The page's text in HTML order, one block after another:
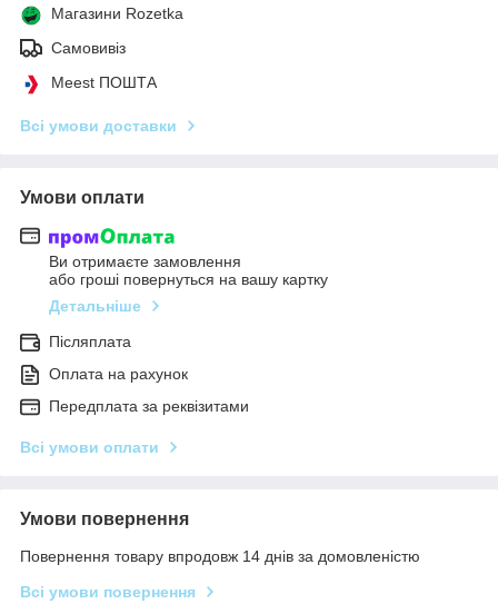
Магазини Rozetka
Самовивіз
Meest ПОШТА
Всі умови доставки
Умови оплати
Ви отримаєте замовлення
або гроші повернуться на вашу картку
Детальніше
Післяплата
Оплата на рахунок
Передплата за реквізитами
Всі умови оплати
Умови повернення
Повернення товару впродовж 14 днів за домовленістю
Всі умови повернення